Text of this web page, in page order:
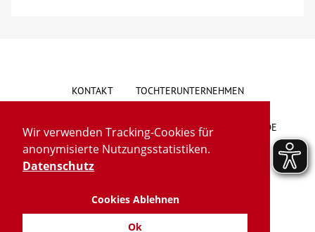
Wir verwenden Tracking-Cookies für
anonymisierte Nutzungsstatistiken.
Datenschutz
Cookies Ablehnen
Ok
Karriere
Ausbildung
KONTAKT TOCHTERUNTERNEHMEN
HINWEISGEBERSYSTEM VORSCHLAG/BESCHWERDE
LIEFERKETTENGESETZ
IMPRESSUM DATENSCHUTZ